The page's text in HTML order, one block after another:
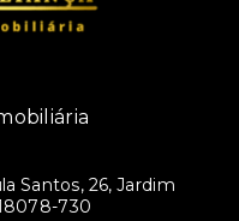
Santos, 26, Jardim
730